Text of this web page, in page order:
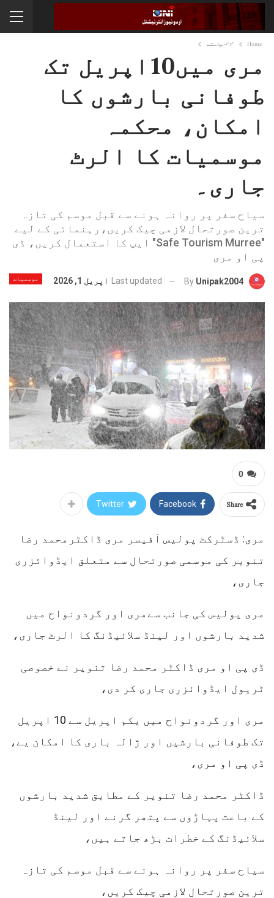
Home موسمیات
مری میں10اپریل تک
طوفانی بارشوں کا
امکان، محکمہ
موسمیات کا الرٹ
جاری۔
سیاح سفر پر روانہ ہونے سے قبل موسم کی تازہ
ترین صورتحال لازمی چیک کریں،رہنمائی کے لیے
"Safe Tourism Murree" ایپ کا استعمال کریں، ڈی
پی او مری
موسمیات By Unipak2004
Last updated اپریل 1, 2026
0
Share
Facebook
Twitter
مری: ڈسٹرکٹ پولیس آفیسر مری ڈاکٹرمحمد رضا
تنویر کی موسمی صورتحال سے متعلق ایڈوائزری
جاری،
مری پولیس کی جانب سےمری اور گردونواح میں
شدید بارشوں اور لینڈ سلائیڈنگ کا الرٹ جاری،
ڈی پی او مری ڈاکٹر محمد رضا تنویر نے خصوصی
ٹریول ایڈوائزری جاری کر دی،
مری اور گردونواح میں یکم اپریل سے 10 اپریل
تک طوفانی بارشیں اور ژالہ باری کا امکان یے،
ڈی پی او مری،
ڈاکٹر محمد رضا تنویر کے مطابق شدید بارشوں
کے باعث پہاڑوں سے پتھر گرنے اور لینڈ
سلائیڈنگ کے خطرات بڑھ جاتے ہیں،
سیاح سفر پر روانہ ہونے سے قبل موسم کی تازہ
ترین صورتحال لازمی چیک کریں،